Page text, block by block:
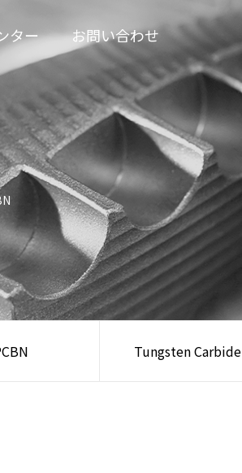
ター お問い合わせ
Tungsten Carbide